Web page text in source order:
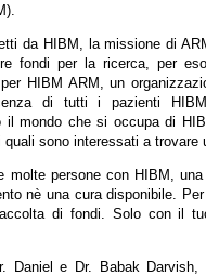
da HIBM, la missione di
fondi per la ricerca, per
HIBM ARM, un
di tutti i pazienti
il mondo che si occupa di
sono interessati a trovare
molte persone con HIBM,
nè una cura disponibile.
di fondi. Solo con il
Daniel e Dr. Babak